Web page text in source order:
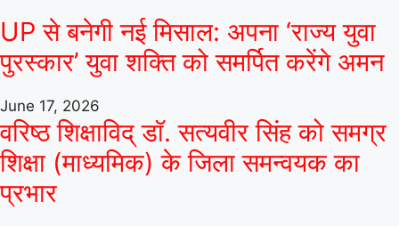
UP से बनेगी नई मिसाल: अपना ‘राज्य युवा
पुरस्कार’ युवा शक्ति को समर्पित करेंगे अमन
June 17, 2026
वरिष्ठ शिक्षाविद् डॉ. सत्यवीर सिंह को समग्र
शिक्षा (माध्यमिक) के जिला समन्वयक का
प्रभार